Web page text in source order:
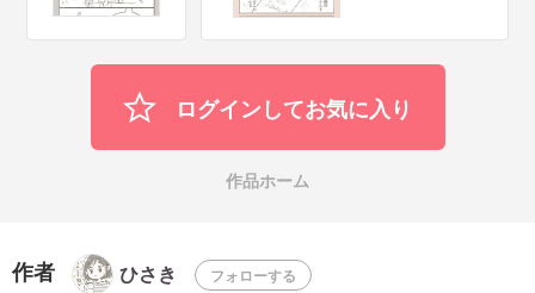
ログインしてお気に入り
作品ホーム
作者 ひさき フォローする